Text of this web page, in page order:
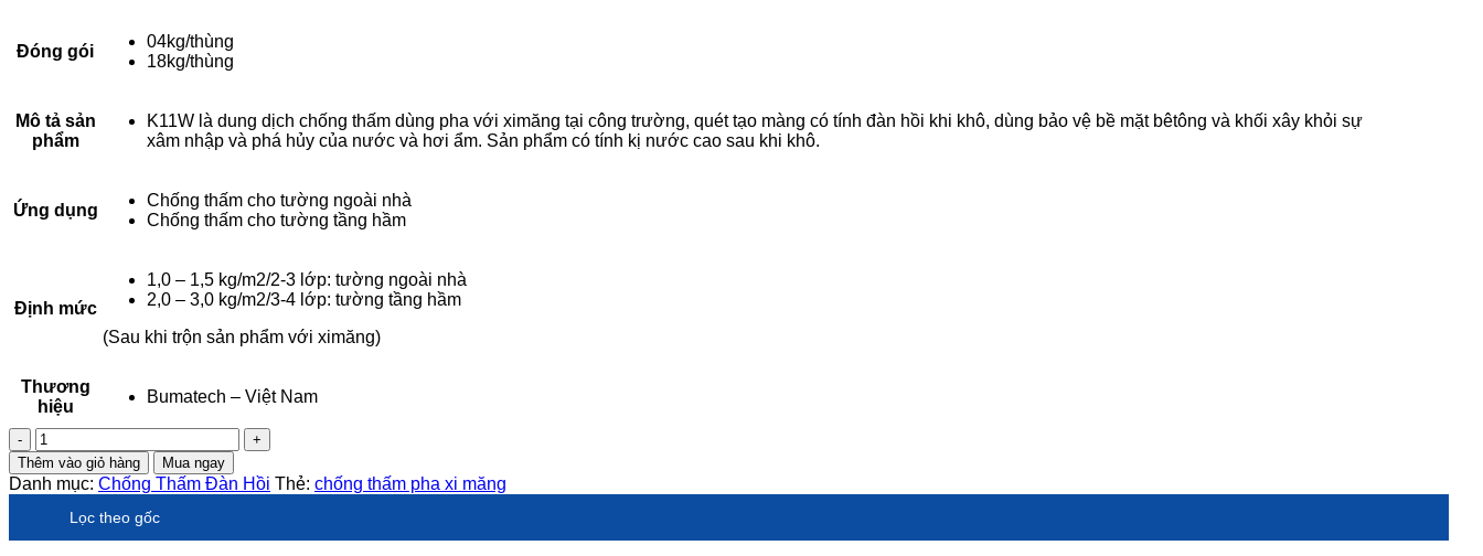
Đóng gói
04kg/thùng
18kg/thùng
Mô tả sản
phẩm
K11W là dung dịch chống thấm dùng pha với ximăng tại công trường, quét tạo màng có tính đàn hồi khi khô, dùng bảo vệ bề mặt bêtông và khối xây khỏi sự
xâm nhập và phá hủy của nước và hơi ẩm. Sản phẩm có tính kị nước cao sau khi khô.
Ứng dụng
Chống thấm cho tường ngoài nhà
Chống thấm cho tường tầng hầm
Định mức
1,0 – 1,5 kg/m2/2-3 lớp: tường ngoài nhà
2,0 – 3,0 kg/m2/3-4 lớp: tường tầng hầm
(Sau khi trộn sản phẩm với ximăng)
Thương
hiệu
Bumatech – Việt Nam
Chống
thấm
pha
xi
măng
Thêm vào giỏ hàng Mua ngay
Danh mục: Chống Thấm Đàn Hồi Thẻ: chống thấm pha xi măng
Lọc theo gốc